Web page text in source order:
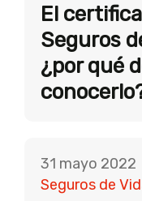
El
Seguros
¿por qué
31 mayo 2022
Seguros de